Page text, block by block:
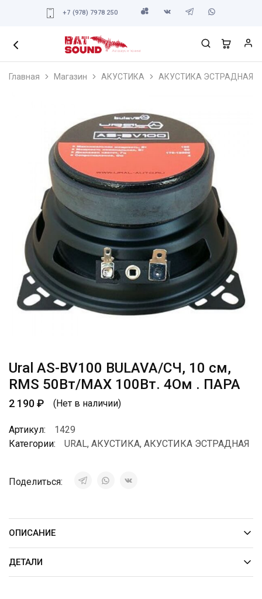
+7 (978) 7978 250
Главная Магазин АКУСТИКА АКУСТИКА ЭСТРАДНАЯ
Ural AS-BV100 BULAVA/СЧ, 10 см,
RMS 50Вт/МАХ 100Вт. 4Ом . ПАРА
2 190₽ (Нет в наличии)
Артикул:
1429
Категории:
URAL, АКУСТИКА, АКУСТИКА ЭСТРАДНАЯ
Поделиться:
ОПИСАНИЕ
ДЕТАЛИ